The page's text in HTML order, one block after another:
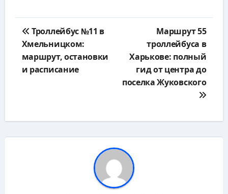
по
записям
Троллейбус №11 в
Хмельницком:
маршрут, остановки
и расписание
Маршрут 55
троллейбуса в
Харькове: полный
гид от центра до
поселка Жуковского